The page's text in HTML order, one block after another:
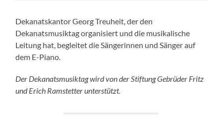
Dekanatskantor Georg Treuheit, der den
Dekanatsmusiktag organisiert und die musikalische
Leitung hat, begleitet die Sängerinnen und Sänger auf
dem E-Piano.
Der Dekanatsmusiktag wird von der Stiftung Gebrüder Fritz
und Erich Ramstetter unterstützt.